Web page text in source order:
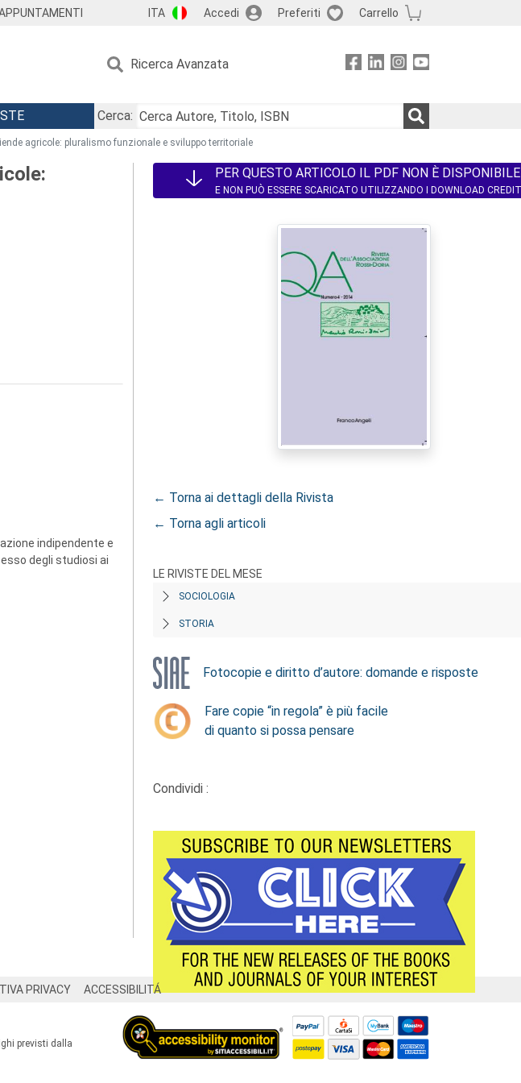
ITA Accedi Preferiti Carrello
Ricerca Avanzata
Cerca:
agricole: pluralismo funzionale e sviluppo territoriale
indipendente e
degli studiosi ai
PER QUESTO ARTICOLO IL PDF NON È DISPONIBILE
E NON PUÒ ESSERE SCARICATO UTILIZZANDO I DOWNLOAD CREDIT
← Torna ai dettagli della Rivista
← Torna agli articoli
LE RIVISTE DEL MESE
SOCIOLOGIA
STORIA
Fotocopie e diritto d’autore: domande e risposte
Fare copie “in regola” è più facile
di quanto si possa pensare
Condividi :
PRIVACY ACCESSIBILITÁ
previsti dalla